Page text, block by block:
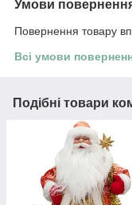
Умови
Повернення товару
Всі умови
Подібні товари